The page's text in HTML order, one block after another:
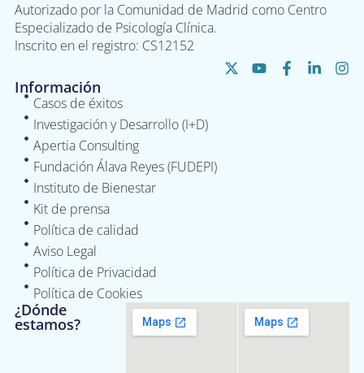
Autorizado por la Comunidad de Madrid como Centro
Especializado de Psicología Clínica.
Inscrito en el registro: CS12152
Información
Casos de éxitos
Investigación y Desarrollo (I+D)
Apertia Consulting
Fundación Álava Reyes (FUDEPI)
Instituto de Bienestar
Kit de prensa
Política de calidad
Aviso Legal
Política de Privacidad
Política de Cookies
¿Dónde
estamos?